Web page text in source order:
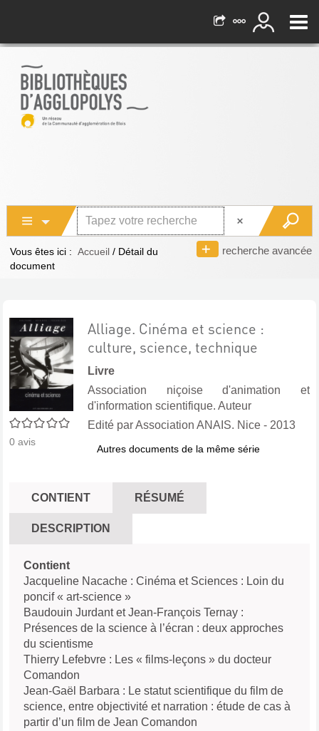
recherche avancée
Vous êtes ici : Accueil / Détail du
document
0/5
0 avis
Alliage. Cinéma et science :
culture, science, technique
Livre
Association niçoise d'animation et
d'information scientifique. Auteur
Edité parAssociation ANAIS. Nice - 2013
Autres documents de la même série
CONTIENT RÉSUMÉ
DESCRIPTION
Contient
Jacqueline Nacache : Cinéma et Sciences : Loin du
poncif « art-science »
Baudouin Jurdant et Jean-François Ternay :
Présences de la science à l’écran : deux approches
du scientisme
Thierry Lefebvre : Les « films-leçons » du docteur
Comandon
Jean-Gaël Barbara : Le statut scientifique du film de
science, entre objectivité et narration : étude de cas à
partir d’un film de Jean Comandon